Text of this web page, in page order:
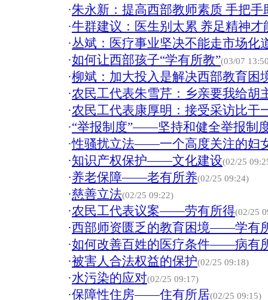
·朱永新：提高西部教师素质 手把手
·牛群建议：医生别太累 养足精神才
·丛斌：医疗事业坚决不能走市场化
·如何让西部孩子“学有所教”(03/07
·柳斌：加大投入是解决西部教育困
·农民工代表朱雪芹：乡亲要我给胡
·农民工代表康厚明：接受采访比干
·“举报制度”——坚持和健全举报制
·性骚扰立法——一个高度关注的妇
·知识产权保护——文化建设(02/25
·养老保障——老有所养(02/25 09:24)
·慈善立法(02/25 09:22)
·农民工代表议案——劳有所得(02/25
·西部师资匮乏的教育困境——学有
·如何改善百姓的医疗条件——病有
·被害人合法权益的保护(02/25 09:18)
·水污染的应对(02/25 09:17)
·保障性住房——住有所居(02/25 09:15)